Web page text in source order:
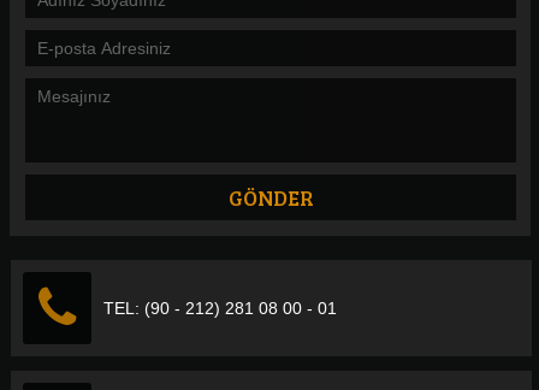
TEL: (90 - 212) 281 08 00 - 01